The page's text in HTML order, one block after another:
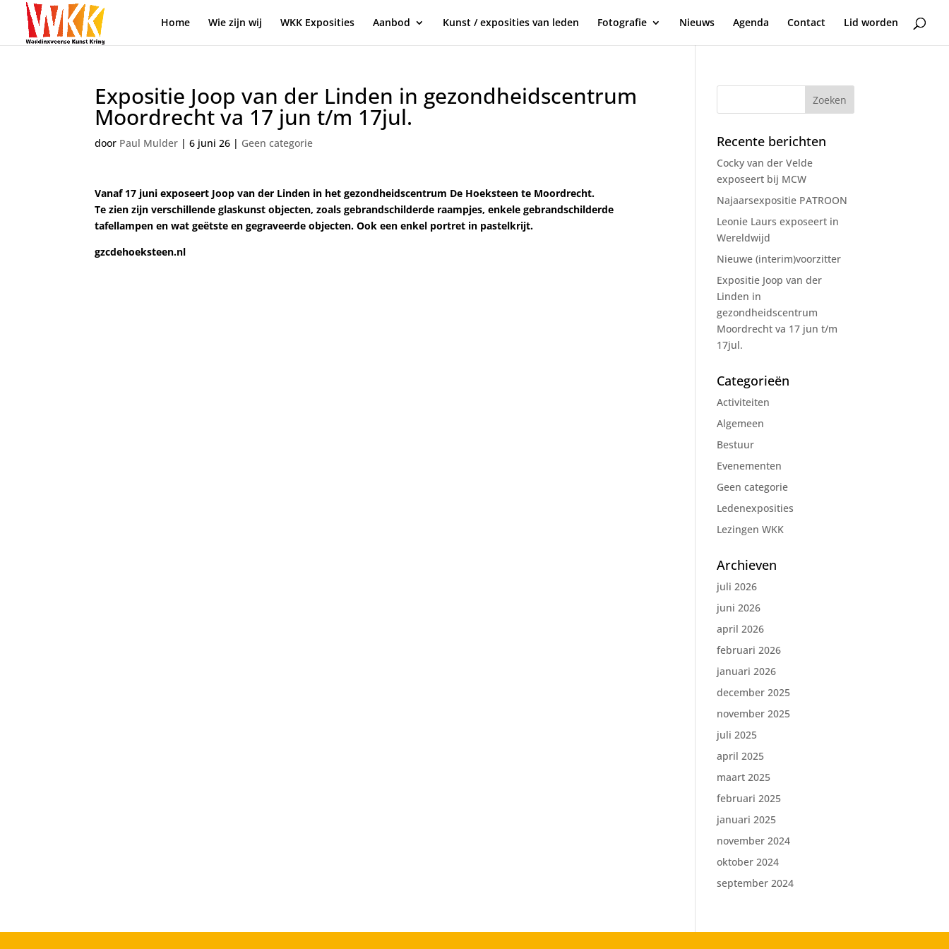
Home Wie zijn wij WKK Exposities Aanbod Kunst / exposities van leden Fotografie Nieuws Agenda Contact Lid worden
Expositie Joop van der Linden in gezondheidscentrum
Moordrecht va 17 jun t/m 17jul.
door Paul Mulder |6 juni 26 | Geen categorie
Vanaf 17 juni exposeert Joop van der Linden in het gezondheidscentrum De Hoeksteen te Moordrecht.
Te zien zijn verschillende glaskunst objecten, zoals gebrandschilderde raampjes, enkele gebrandschilderde
tafellampen en wat geëtste en gegraveerde objecten. Ook een enkel portret in pastelkrijt.
gzcdehoeksteen.nl
Recente berichten
Cocky van der Velde
exposeert bij MCW
Najaarsexpositie PATROON
Leonie Laurs exposeert in
Wereldwijd
Nieuwe (interim)voorzitter
Expositie Joop van der
Linden in
gezondheidscentrum
Moordrecht va 17 jun t/m
17jul.
Categorieën
Activiteiten
Algemeen
Bestuur
Evenementen
Geen categorie
Ledenexposities
Lezingen WKK
Archieven
juli 2026
juni 2026
april 2026
februari 2026
januari 2026
december 2025
november 2025
juli 2025
april 2025
maart 2025
februari 2025
januari 2025
november 2024
oktober 2024
september 2024